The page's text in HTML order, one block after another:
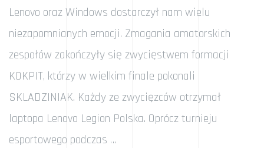
Lenovo oraz Windows dostarczył nam wielu
niezapomnianych emocji. Zmagania amatorskich
zespołów zakończyły się zwycięstwem formacji
KOKPIT, którzy w wielkim finale pokonali
SKLADZINIAK. Każdy ze zwycięzców otrzymał
laptopa Lenovo Legion Polska. Oprócz turnieju
esportowego podczas …